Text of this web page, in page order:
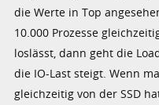
die Werte in Top
10.000 Prozesse
loslässt, dann geht die
die IO-Last steigt. Wenn
gleichzeitig von der SSD